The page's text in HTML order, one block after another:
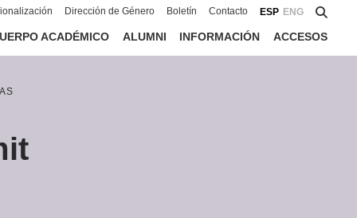
Dirección de Género Boletín Contacto ESP ENG
ACADÉMICO ALUMNI INFORMACIÓN ACCESOS